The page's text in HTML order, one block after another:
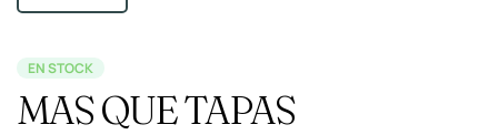
EN STOCK
MAS QUE TAPAS